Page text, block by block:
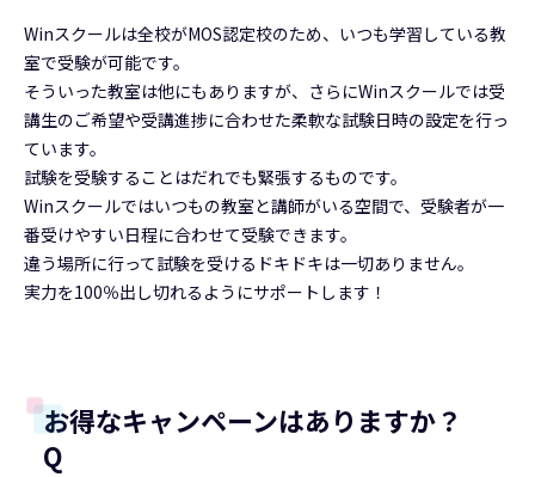
Winスクールは全校がMOS認定校のため、いつも学習している教
室で受験が可能です。
そういった教室は他にもありますが、さらにWinスクールでは受
講生のご希望や受講進捗に合わせた柔軟な試験日時の設定を行っ
ています。
試験を受験することはだれでも緊張するものです。
Winスクールではいつもの教室と講師がいる空間で、受験者が一
番受けやすい日程に合わせて受験できます。
違う場所に行って試験を受けるドキドキは一切ありません。
実力を100％出し切れるようにサポートします！
Q
お得なキャンペーンはありますか？